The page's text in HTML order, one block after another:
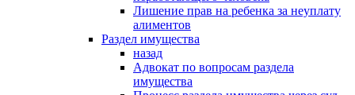
Лишение прав на ребенка за неуплату
алиментов
Раздел имущества
назад
Адвокат по вопросам раздела
имущества